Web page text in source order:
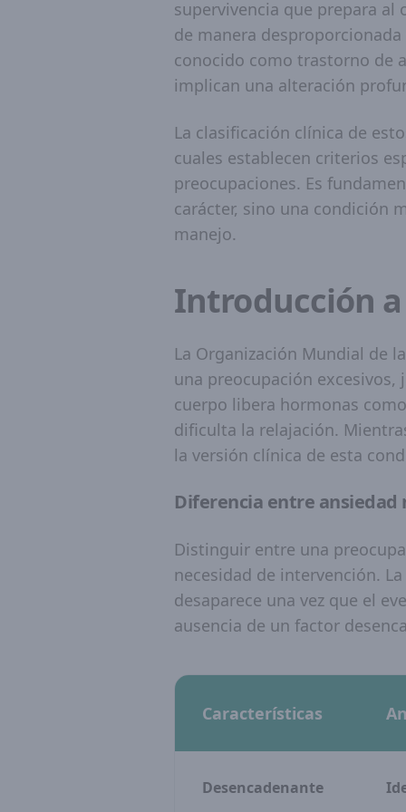
supervivencia que prepara al
de manera
conocido como trastorno de
implican una alteración
La clasificación clínica de
cuales establecen criterios
preocupaciones. Es
carácter, sino una condición
manejo.
Introducción
La Organización Mundial de
una preocupación
cuerpo libera hormonas
dificulta la relajación.
la versión clínica de esta
Diferencia entre ansiedad
Distinguir entre una
necesidad de intervención.
desaparece una vez que el
ausencia de un factor
Características
Desencadenante